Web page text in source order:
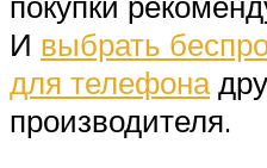
И выбрать
для телефона
производителя.